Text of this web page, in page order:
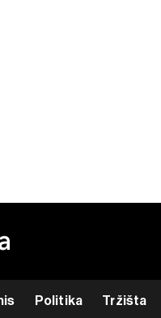
Politika Tržišta